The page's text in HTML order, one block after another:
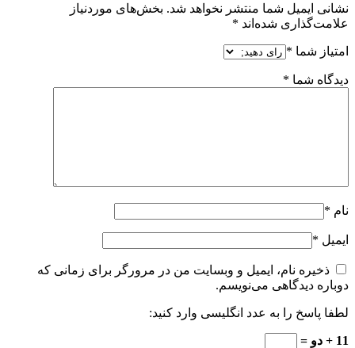
نشانی ایمیل شما منتشر نخواهد شد. بخش‌های موردنیاز
علامت‌گذاری شده‌اند *
امتیاز شما *
دیدگاه شما *
نام *
ایمیل *
ذخیره نام، ایمیل و وبسایت من در مرورگر برای زمانی که
دوباره دیدگاهی می‌نویسم.
لطفا پاسخ را به عدد انگلیسی وارد کنید:
11 + دو =